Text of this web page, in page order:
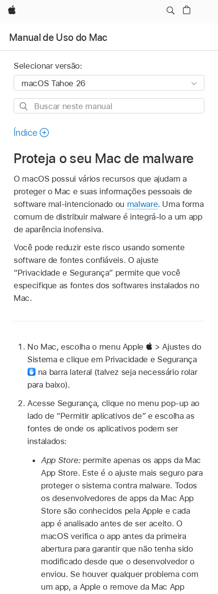
Apple
Manual de Uso do Mac
Selecionar versão:
Buscar
manual
Índice
Proteja o seu Mac de malware
O macOS possui vários recursos que ajudam a
proteger o Mac e suas informações pessoais de
software mal-intencionado ou malware. Uma forma
comum de distribuir malware é integrá-lo a um app
de aparência inofensiva.
Você pode reduzir este risco usando somente
software de fontes confiáveis. O ajuste
“Privacidade e Segurança” permite que você
especifique as fontes dos softwares instalados no
Mac.
No Mac, escolha o menu Apple
> Ajustes do
Sistema e clique em Privacidade e Segurança
na barra lateral (talvez seja necessário rolar
para baixo).
Acesse Segurança, clique no menu pop-up ao
lado de “Permitir aplicativos de” e escolha as
fontes de onde os aplicativos podem ser
instalados:
App Store:permite apenas os apps da Mac
App Store. Este é o ajuste mais seguro para
proteger o sistema contra malware. Todos
os desenvolvedores de apps da Mac App
Store são conhecidos pela Apple e cada
app é analisado antes de ser aceito. O
macOS verifica o app antes da primeira
abertura para garantir que não tenha sido
modificado desde que o desenvolvedor o
enviou. Se houver qualquer problema com
um app, a Apple o remove da Mac App